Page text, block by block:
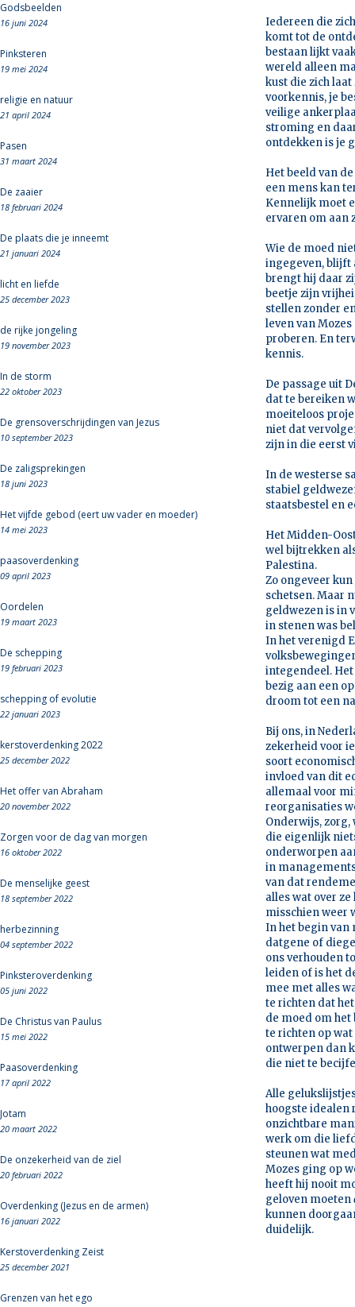
Godsbeelden
16 juni 2024
Pinksteren
19 mei 2024
religie en natuur
21 april 2024
Pasen
31 maart 2024
De zaaier
18 februari 2024
De plaats die je inneemt
21 januari 2024
licht en liefde
25 december 2023
de rijke jongeling
19 november 2023
In de storm
22 oktober 2023
De grensoverschrijdingen van Jezus
10 september 2023
De zaligsprekingen
18 juni 2023
Het vijfde gebod (eert uw vader en moeder)
14 mei 2023
paasoverdenking
09 april 2023
Oordelen
19 maart 2023
De schepping
19 februari 2023
schepping of evolutie
22 januari 2023
kerstoverdenking 2022
25 december 2022
Het offer van Abraham
20 november 2022
Zorgen voor de dag van morgen
16 oktober 2022
De menselijke geest
18 september 2022
herbezinning
04 september 2022
Pinksteroverdenking
05 juni 2022
De Christus van Paulus
15 mei 2022
Paasoverdenking
17 april 2022
Jotam
20 maart 2022
De onzekerheid van de ziel
20 februari 2022
Overdenking (Jezus en de armen)
16 januari 2022
Kerstoverdenking Zeist
25 december 2021
Grenzen van het ego
Iedereen die
komt tot de
bestaan lijkt
wereld alleen
kust die zich
voorkennis, je
veilige
stroming en
ontdekken is je
Het beeld van
een mens kan
Kennelijk moet
ervaren om aan
Wie de moed
ingegeven, blijft
brengt hij daar
beetje zijn
stellen zonder
leven van
proberen. En
kennis.
De passage uit
dat te bereiken
moeiteloos
niet dat
zijn in die eerst
In de westerse
stabiel
staatsbestel en
Het Midden-
wel bijtrekken
Palestina.
Zo ongeveer
schetsen. Maar
geldwezen is in
in stenen was
In het verenigd
integendeel.
bezig aan een
droom tot een
Bij ons, in
zekerheid voor
soort
invloed van dit
allemaal voor
reorganisaties
Onderwijs, zorg,
die eigenlijk
onderworpen
in
van dat
alles wat over
misschien weer
In het begin van
datgene of
ons verhouden
leiden of is het
mee met alles
te richten dat
de moed om
te richten op
ontwerpen dan
die niet te
Alle
hoogste idealen
onzichtbare
werk om die
steunen wat
Mozes ging op
heeft hij nooit
geloven moeten
kunnen
duidelijk.